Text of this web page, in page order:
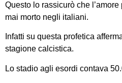
Questo lo rassicurò che
mai morto negli italiani.
Infatti su questa profetica
stagione calcistica.
Lo stadio agli esordi contava